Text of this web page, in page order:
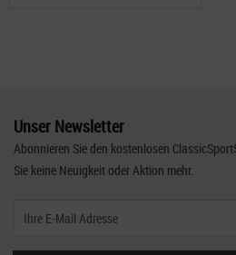
Unser Newsletter
Abonnieren Sie den kostenlosen
Sie keine Neuigkeit oder Aktion mehr.